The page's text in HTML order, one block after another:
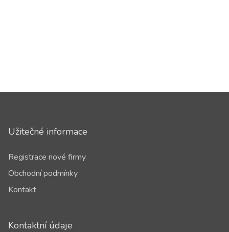
Užitečné informace
Registrace nové firmy
Obchodní podmínky
Kontakt
Kontaktní údaje